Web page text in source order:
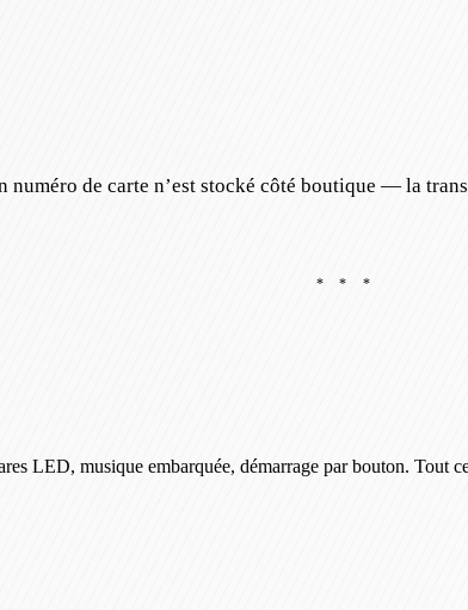
numéro de carte n’est stocké côté boutique — la
* * *
LED, musique embarquée, démarrage par bouton. Tout